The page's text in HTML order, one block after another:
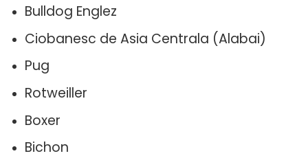
Bulldog Englez
Ciobanesc de Asia Centrala (Alabai)
Pug
Rotweiller
Boxer
Bichon